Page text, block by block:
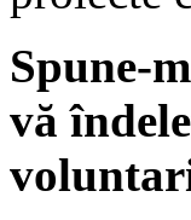
Spune-
vă